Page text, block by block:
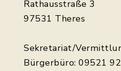
Rathausstraße 3
97531 Theres
Sekretariat/
Bürgerbüro: 09521